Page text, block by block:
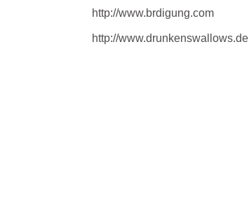
http://www.brdigung.com
http://www.drunkenswallows.de